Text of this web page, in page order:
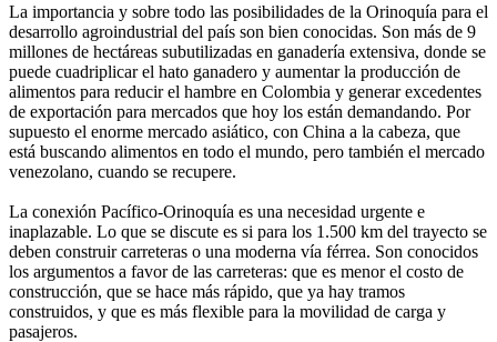
La importancia y sobre todo las posibilidades de la Orinoquía para el
desarrollo agroindustrial del país son bien conocidas. Son más de 9
millones de hectáreas subutilizadas en ganadería extensiva, donde se
puede cuadriplicar el hato ganadero y aumentar la producción de
alimentos para reducir el hambre en Colombia y generar excedentes
de exportación para mercados que hoy los están demandando. Por
supuesto el enorme mercado asiático, con China a la cabeza, que
está buscando alimentos en todo el mundo, pero también el mercado
venezolano, cuando se recupere.
La conexión Pacífico-Orinoquía es una necesidad urgente e
inaplazable. Lo que se discute es si para los 1.500 km del trayecto se
deben construir carreteras o una moderna vía férrea. Son conocidos
los argumentos a favor de las carreteras: que es menor el costo de
construcción, que se hace más rápido, que ya hay tramos
construidos, y que es más flexible para la movilidad de carga y
pasajeros.